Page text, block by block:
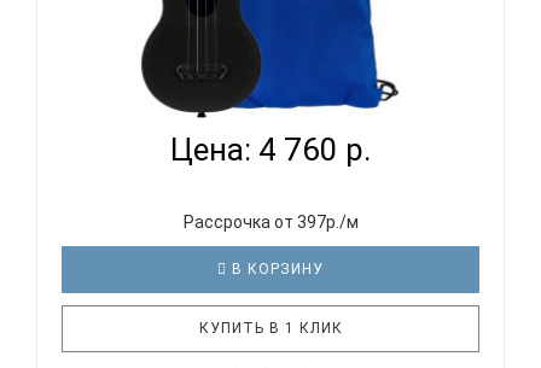
FLIGHT ULTRA S-35 INK - УКУЛЕЛЕ СОПРАНО...
Цена: 4 760 р.
Рассрочка от 397р./м
В КОРЗИНУ
КУПИТЬ В 1 КЛИК